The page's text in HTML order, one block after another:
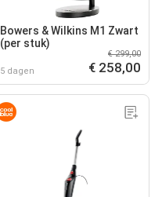
Bowers & Wilkins M1 Zwart
(per stuk)
5 dagen
€ 299,00
€ 258,00